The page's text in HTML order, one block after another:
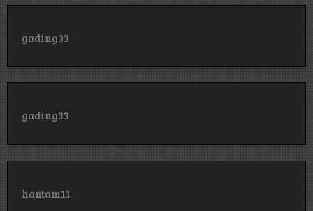
gading33
gading33
hantam11